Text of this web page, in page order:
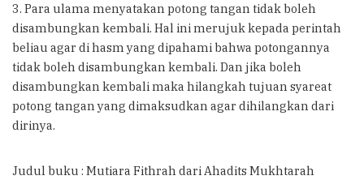
3. Para ulama menyatakan potong tangan tidak boleh
disambungkan kembali. Hal ini merujuk kepada perintah
beliau agar di hasm yang dipahami bahwa potongannya
tidak boleh disambungkan kembali. Dan jika boleh
disambungkan kembali maka hilangkah tujuan syareat
potong tangan yang dimaksudkan agar dihilangkan dari
dirinya.
Judul buku : Mutiara Fithrah dari Ahadits Mukhtarah